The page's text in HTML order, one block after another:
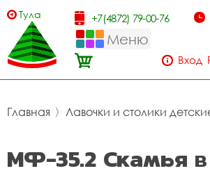
Тула +7(4872) 79-00-76
Меню
Вход
Главная 〉 Лавочки и столики
МФ-35.2 Скамья